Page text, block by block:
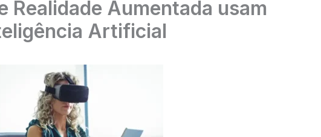
Realidade Aumentada usam
Artificial